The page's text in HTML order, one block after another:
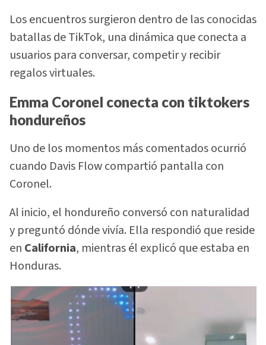
Los encuentros surgieron dentro de las conocidas
batallas de TikTok, una dinámica que conecta a
usuarios para conversar, competir y recibir
regalos virtuales.
Emma Coronel conecta con tiktokers
hondureños
Uno de los momentos más comentados ocurrió
cuando Davis Flow compartió pantalla con
Coronel.
Al inicio, el hondureño conversó con naturalidad
y preguntó dónde vivía. Ella respondió que reside
en California, mientras él explicó que estaba en
Honduras.